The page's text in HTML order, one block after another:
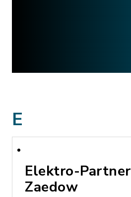
E
Elektro-Partner
Zaedow